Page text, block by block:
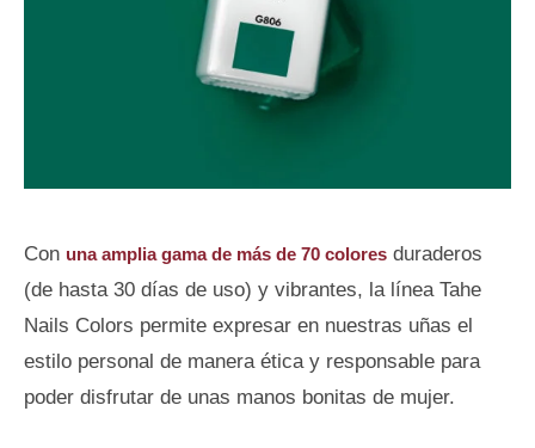
Con una amplia gama de más de 70 colores duraderos
(de hasta 30 días de uso) y vibrantes, la línea Tahe
Nails Colors permite expresar en nuestras uñas el
estilo personal de manera ética y responsable para
poder disfrutar de unas manos bonitas de mujer.